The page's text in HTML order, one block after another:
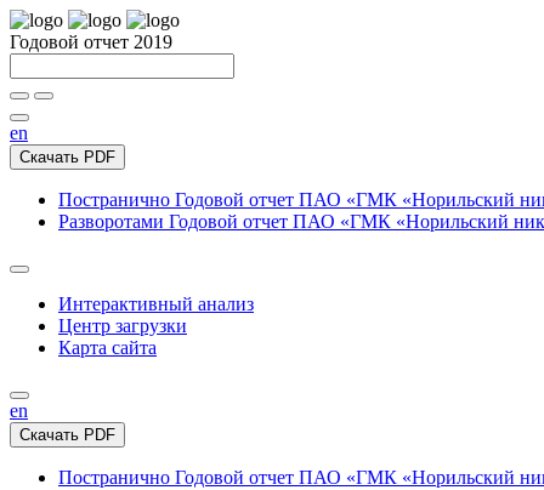
Годовой отчет 2019
en
Скачать PDF
Постранично Годовой отчет ПАО «ГМК «Норильский
Разворотами Годовой отчет ПАО «ГМК «Норильский
Интерактивный анализ
Центр загрузки
Карта сайта
en
Скачать PDF
Постранично Годовой отчет ПАО «ГМК «Норильский